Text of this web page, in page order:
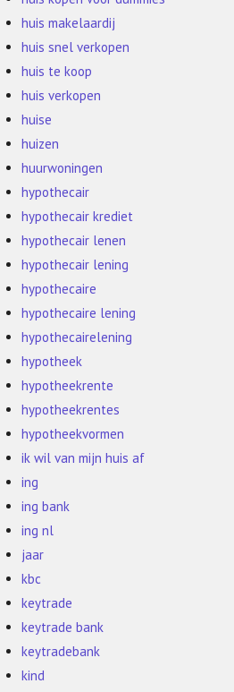
huis makelaardij
huis snel verkopen
huis te koop
huis verkopen
huise
huizen
huurwoningen
hypothecair
hypothecair krediet
hypothecair lenen
hypothecair lening
hypothecaire
hypothecaire lening
hypothecairelening
hypotheek
hypotheekrente
hypotheekrentes
hypotheekvormen
ik wil van mijn huis af
ing
ing bank
ing nl
jaar
kbc
keytrade
keytrade bank
keytradebank
kind